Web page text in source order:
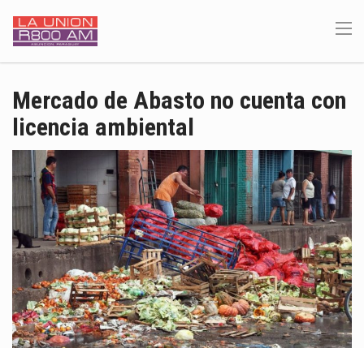
Mercado de Abasto no cuenta con
licencia ambiental